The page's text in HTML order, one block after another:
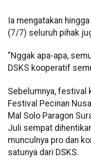
Ia mengatakan
(7/7) seluruh pihak
"Nggak apa-apa,
DSKS kooperatif
Sebelumnya, festival
Festival Pecinan
Mal Solo Paragon
Juli sempat
munculnya pro dan
satunya dari DSKS.